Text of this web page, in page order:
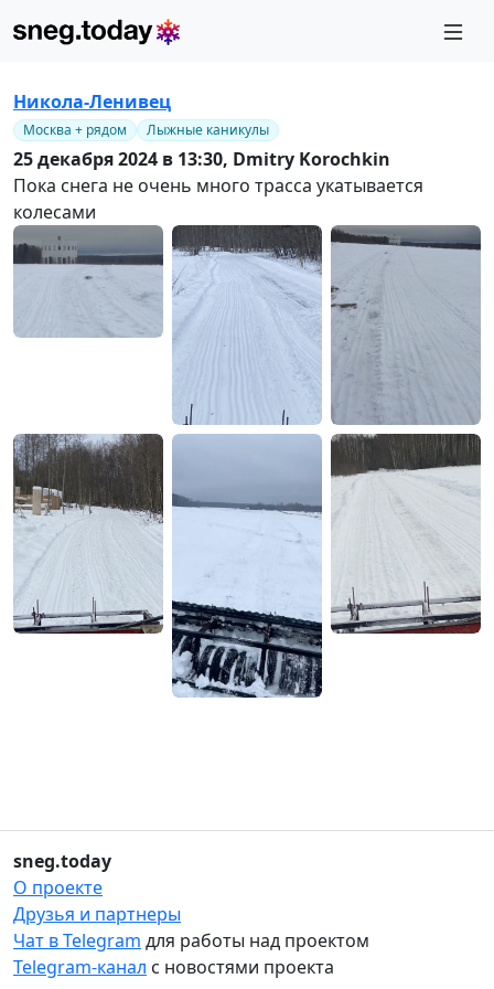
Никола-Ленивец
Москва + рядом Лыжные каникулы
25 декабря 2024 в 13:30, Dmitry Korochkin
Пока снега не очень много трасса укатывается
колесами
sneg.today
О проекте
Друзья и партнеры
Чат в Telegram для работы над проектом
Telegram-канал с новостями проекта